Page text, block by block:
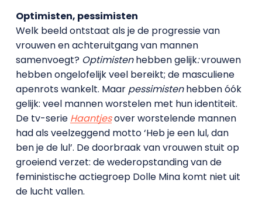
Optimisten, pessimisten
Welk beeld ontstaat als je de progressie van
vrouwen en achteruitgang van mannen
samenvoegt? Optimistenhebben gelijk:vrouwen
hebben ongelofelijk veel bereikt; de masculiene
apenrots wankelt. Maar pessimistenhebben óók
gelijk: veel mannen worstelen met hun identiteit.
De tv-serie Haantjesover worstelende mannen
had als veelzeggend motto ‘Heb je een lul, dan
ben je de lul’. De doorbraak van vrouwen stuit op
groeiend verzet: de wederopstanding van de
feministische actiegroep Dolle Mina komt niet uit
de lucht vallen.